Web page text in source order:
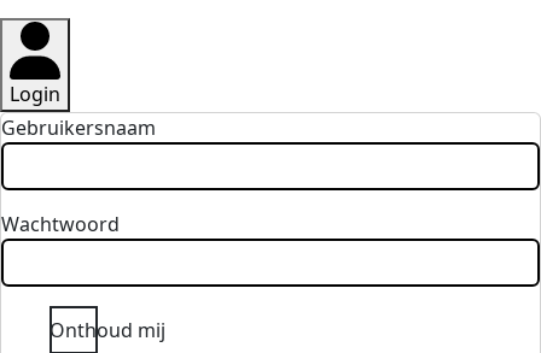
Login
Gebruikersnaam
Wachtwoord
Onthoud mij